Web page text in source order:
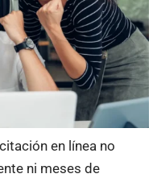
en línea no
ni meses de